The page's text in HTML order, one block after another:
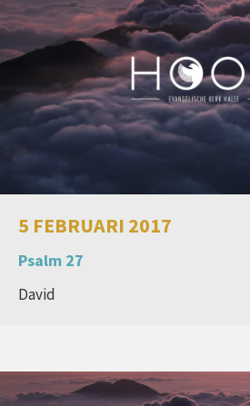
5 FEBRUARI 2017
Psalm 27
David